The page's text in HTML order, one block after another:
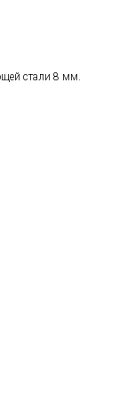
стали 8 мм.